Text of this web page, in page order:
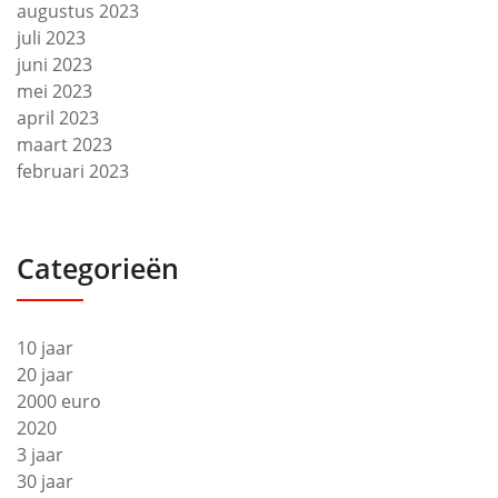
augustus 2023
juli 2023
juni 2023
mei 2023
april 2023
maart 2023
februari 2023
Categorieën
10 jaar
20 jaar
2000 euro
2020
3 jaar
30 jaar